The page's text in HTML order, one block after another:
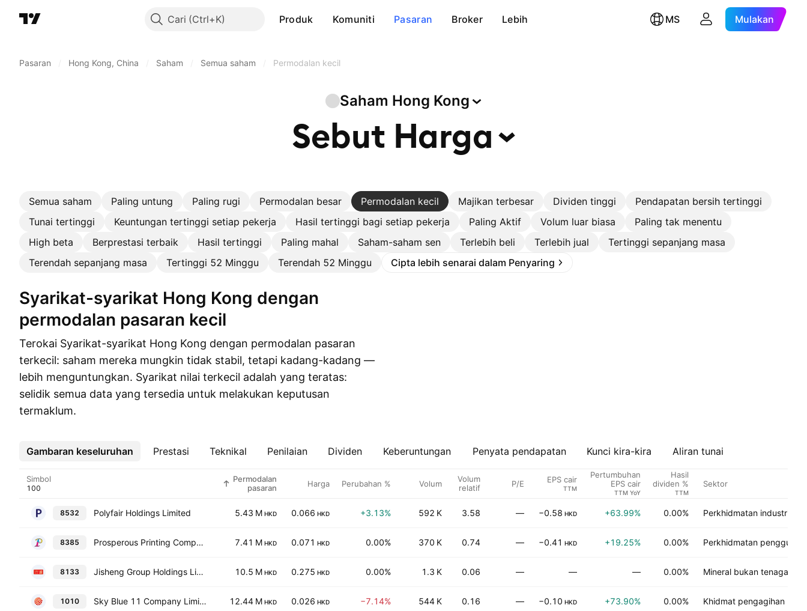
Cari Produk Komuniti Pasaran Broker Lebih MS Mulakan
Pasaran Hong Kong, China Saham Semua saham Permodalan kecil
Saham Hong Kong
Sebut Harga
Semua saham Paling untung Paling rugi Permodalan besar Permodalan kecil Majikan terbesar Dividen tinggi
Pendapatan bersih tertinggi
Tunai tertinggi
Keuntungan tertinggi setiap pekerja Hasil tertinggi bagi setiap pekerja Paling Aktif Volum luar biasa
Paling tak menentu
High beta
Berprestasi terbaik Hasil tertinggi Paling mahal Saham-saham sen Terlebih beli Terlebih jual
Tertinggi sepanjang masa
Terendah sepanjang masa
Tertinggi 52 Minggu Terendah 52 Minggu Cipta lebih senarai dalam Penyaring
Syarikat-syarikat Hong Kong dengan
permodalan pasaran kecil
Terokai Syarikat-syarikat Hong Kong dengan permodalan pasaran
terkecil: saham mereka mungkin tidak stabil, tetapi kadang-kadang —
lebih menguntungkan. Syarikat nilai terkecil adalah yang teratas:
selidik semua data yang tersedia untuk melakukan keputusan
termaklum.
Gambaran keseluruhan Prestasi Teknikal Penilaian Dividen Keberuntungan Penyata pendapatan Kunci kira-kira Aliran tunai
Lebih
Simbol
Permodalan
pasaran
Harga Perubahan % Volum
Volum
relatif
P/E EPS cair
TTM
Pertumbuhan
EPS cair
TTM YoY
Hasil
dividen %
TTM
Sektor
8532 Polyfair Holdings Limited 5.43 M HKD 0.066 HKD +3.13% 592 K 3.58 — −0.58 HKD +63.99% 0.00% Perkhidmatan industri
8385 Prosperous Printing Company Limited 7.41 M HKD 0.071 HKD 0.00% 370 K 0.74 — −0.41 HKD +19.25% 0.00% Perkhidmatan pengguna
8133 Jisheng Group Holdings Limited 10.5 M HKD 0.275 HKD 0.00% 1.3 K 0.06 — — — 0.00% Mineral bukan tenaga
1010 Sky Blue 11 Company Limited 12.44 M HKD 0.026 HKD −7.14% 544 K 0.16 — −0.10 HKD +73.90% 0.00% Khidmat pengagihan